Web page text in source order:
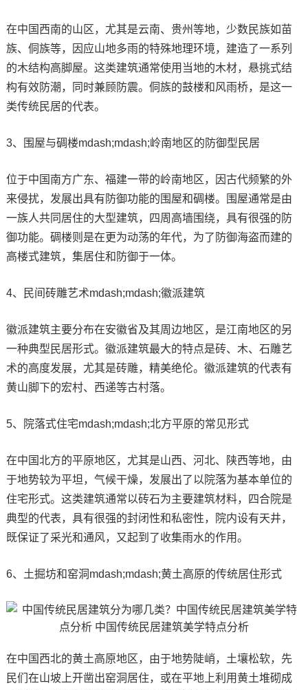
在中国西南的山区，尤其是云南、贵州等地，少数民族如苗
族、侗族等，因应山地多雨的特殊地理环境，建造了一系列
的木结构高脚屋。这类建筑通常使用当地的木材，悬挑式结
构有效防潮，同时兼顾防震。侗族的鼓楼和风雨桥，是这一
类传统民居的代表。
3、围屋与碉楼mdash;mdash;岭南地区的防御型民居
位于中国南方广东、福建一带的岭南地区，因古代频繁的外
来侵扰，发展出具有防御功能的围屋和碉楼。围屋通常是由
一族人共同居住的大型建筑，四周高墙围绕，具有很强的防
御功能。碉楼则是在更为动荡的年代，为了防御海盗而建的
高楼式建筑，集居住和防御于一体。
4、民间砖雕艺术mdash;mdash;徽派建筑
徽派建筑主要分布在安徽省及其周边地区，是江南地区的另
一种典型民居形式。徽派建筑最大的特点是砖、木、石雕艺
术的高度发展，尤其是砖雕，精美绝伦。徽派建筑的代表有
黄山脚下的宏村、西递等古村落。
5、院落式住宅mdash;mdash;北方平原的常见形式
在中国北方的平原地区，尤其是山西、河北、陕西等地，由
于地势较为平坦，气候干燥，发展出了以院落为基本单位的
住宅形式。这类建筑通常以砖石为主要建筑材料，四合院是
典型的代表，具有很强的封闭性和私密性，院内设有天井，
既保证了采光和通风，又起到了收集雨水的作用。
6、土掘坊和窑洞mdash;mdash;黄土高原的传统居住形式
在中国西北的黄土高原地区，由于地势陡峭，土壤松软，先
民们在山坡上开凿出窑洞居住，或在平地上利用黄土堆砌成